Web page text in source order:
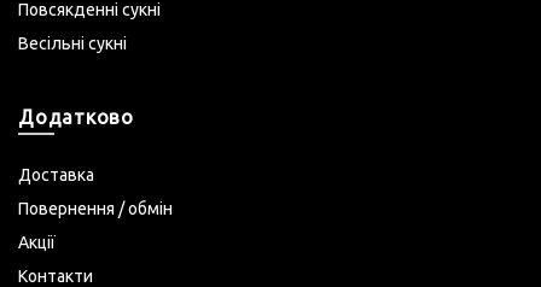
Повсякденні сукні
Весільні сукні
Додатково
Доставка
Повернення / обмін
Акції
Контакти